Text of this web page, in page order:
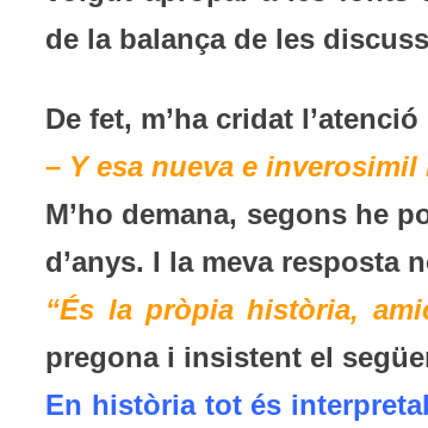
de la balança de les
De fet, m’ha cridat
– Y esa nueva e
M’ho demana, segons he
d’anys. I la meva resposta
“És la pròpia història,
pregona i insistent el
En història tot és